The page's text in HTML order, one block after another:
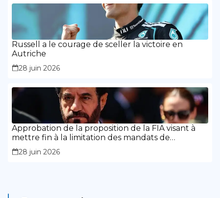
Russell a le courage de sceller la victoire en
Autriche
28 juin 2026
Approbation de la proposition de la FIA visant à
mettre fin à la limitation des mandats de
présidence
28 juin 2026